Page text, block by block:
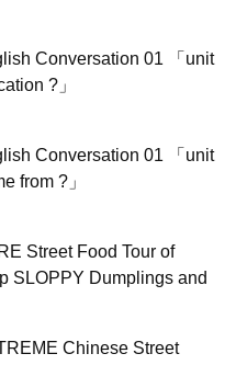
Conversation 01 「unit
?」
Conversation 01 「unit
from ?」
Street Food Tour of
SLOPPY Dumplings and
Chinese Street